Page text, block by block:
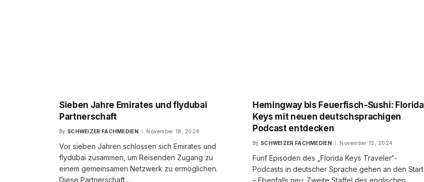
Sieben Jahre Emirates und flydubai
Partnerschaft
By SCHWEIZER FACHMEDIEN November 18, 2024
Vor sieben Jahren schlossen sich Emirates und
flydubai zusammen, um Reisenden Zugang zu
einem gemeinsamen Netzwerk zu ermöglichen.
Diese Partnerschaft…
Hemingway bis Feuerfisch-Sushi: Florida
Keys mit neuen deutschsprachigen
Podcast entdecken
By SCHWEIZER FACHMEDIEN November 15, 2024
Fünf Episoden des „Florida Keys Traveler“-
Podcasts in deutscher Sprache gehen an den Start
– Ebenfalls neu: Zweite Staffel des englischen…